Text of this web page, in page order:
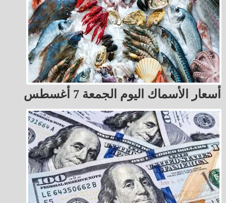
أسعار الأسماك اليوم الجمعة 7 أغسطس